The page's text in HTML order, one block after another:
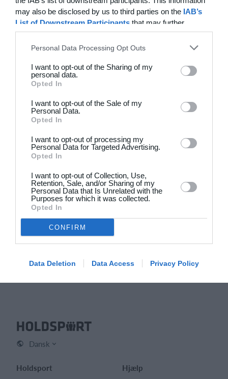
may also be disclosed by us to third parties on the IAB’s
List of Downstream Participants that may further
disclose it to other third parties.
Personal Data Processing Opt Outs
I want to opt-out of the Sharing of my
personal data.
Opted In
I want to opt-out of the Sale of my
Personal Data.
Opted In
I want to opt-out of processing my
Personal Data for Targeted Advertising.
Opted In
I want to opt-out of Collection, Use,
Retention, Sale, and/or Sharing of my
Personal Data that Is Unrelated with the
Purposes for which it was collected.
Opted In
CONFIRM
Data Deletion Data Access Privacy Policy
Hold: Drenge/Piger årgang 2021-2022
Tirsdag kl. 16:15-17:00
Børne holdene starter i uge 33 og slutter i uge 41
Sted: Fodboldbanen i Ørslev
Pris: 200,- kr. pr. hold
Træner: Tina
Hjælpetræner for årgang 17/18 og 19/20: Johan
Kom i tøj barnet kan spille fodbold i, og vær klar på
fodboldbanen i Ørslev når holdet starter.
200,00 kr.
Tilmelding
Pladser
19 / 999
Der er pt. ikke åbnet for tilmelding
Dansk
Holdsport
Hjælp